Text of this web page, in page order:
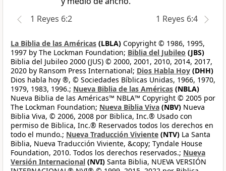
1 Reyes 6:2
1 Reyes 6:4
La Biblia de las Américas (LBLA) Copyright © 1986, 1995,
1997 by The Lockman Foundation; Biblia del Jubileo (JBS)
Biblia del Jubileo 2000 (JUS) © 2000, 2001, 2010, 2014, 2017,
2020 by Ransom Press International; Dios Habla Hoy (DHH)
Dios habla hoy ®, © Sociedades Bíblicas Unidas, 1966, 1970,
1979, 1983, 1996.; Nueva Biblia de las Américas (NBLA)
Nueva Biblia de las Américas™ NBLA™ Copyright © 2005 por
The Lockman Foundation; Nueva Biblia Viva (NBV) Nueva
Biblia Viva, © 2006, 2008 por Biblica, Inc.® Usado con
permiso de Biblica, Inc.® Reservados todos los derechos en
todo el mundo.; Nueva Traducción Viviente (NTV) La Santa
Biblia, Nueva Traducción Viviente, &copy; Tyndale House
Foundation, 2010. Todos los derechos reservados.; Nueva
Versión Internacional (NVI) Santa Biblia, NUEVA VERSIÓN